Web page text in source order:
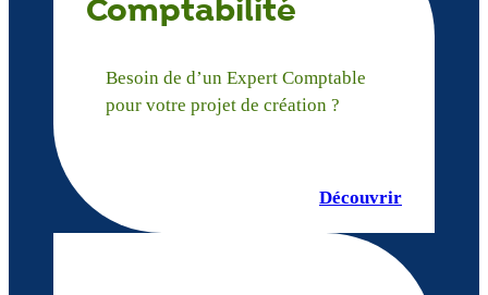
Comptabilité
Besoin de d’un Expert Comptable
pour votre projet de création ?
Découvrir